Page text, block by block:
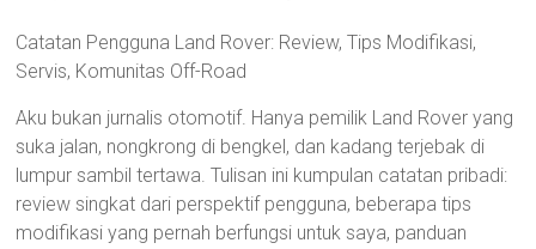
Catatan Pengguna Land Rover: Review, Tips Modifikasi,
Servis, Komunitas Off-Road
Aku bukan jurnalis otomotif. Hanya pemilik Land Rover yang
suka jalan, nongkrong di bengkel, dan kadang terjebak di
lumpur sambil tertawa. Tulisan ini kumpulan catatan pribadi:
review singkat dari perspektif pengguna, beberapa tips
modifikasi yang pernah berfungsi untuk saya, panduan